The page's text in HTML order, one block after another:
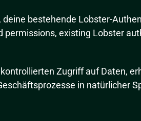
bestehende Lobster-
permissions, existing Lobster
kontrollierten Zugriff auf Daten,
in natürlicher